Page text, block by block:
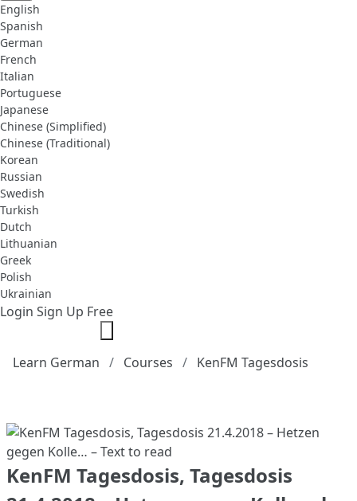
English
Spanish
German
French
Italian
Portuguese
Japanese
Chinese (Simplified)
Chinese (Traditional)
Korean
Russian
Swedish
Turkish
Dutch
Lithuanian
Greek
Polish
Ukrainian
Login Sign Up Free
Learn German Courses KenFM Tagesdosis
KenFM Tagesdosis, Tagesdosis